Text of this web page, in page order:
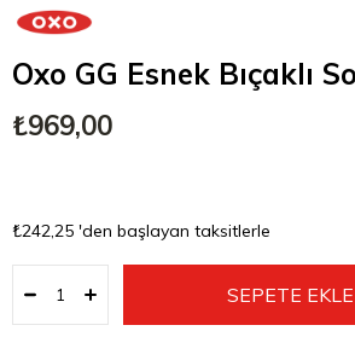
Oxo GG Esnek Bıçaklı
₺969,00
₺242,25 'den başlayan taksitlerle